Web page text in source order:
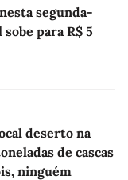
segunda-
para R$ 5
deserto na
de cascas
ninguém